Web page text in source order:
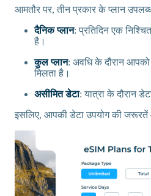
आमतौर पर, तीन प्रकार के प्लान
दैनिक प्लान: प्रतिदिन एक
है।
कुल प्लान: अवधि के दौरान आपको
मिलता है।
असीमित डेटा: यात्रा के दौरान
इसलिए, आपकी डेटा उपयोग की जरूरतें